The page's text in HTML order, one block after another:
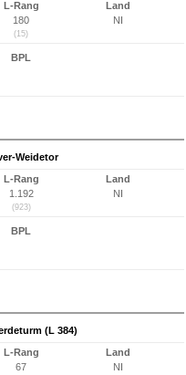
L-Rang
180
(15)
Land
NI
BPL
Weidetor
L-Rang
1.192
(923)
Land
NI
BPL
(L 384)
L-Rang
67
Land
NI